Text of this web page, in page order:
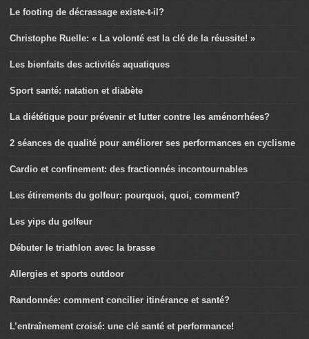
Le footing de décrassage existe-t-il?
Christophe Ruelle: « La volonté est la clé de la réussite! »
Les bienfaits des activités aquatiques
Sport santé: natation et diabète
La diététique pour prévenir et lutter contre les aménorrhées?
2 séances de qualité pour améliorer ses performances en cyclisme
Cardio et confinement: des fractionnés incontournables
Les étirements du golfeur: pourquoi, quoi, comment?
Les yips du golfeur
Débuter le triathlon avec la brasse
Allergies et sports outdoor
Randonnée: comment concilier itinérance et santé?
L’entraînement croisé: une clé santé et performance!